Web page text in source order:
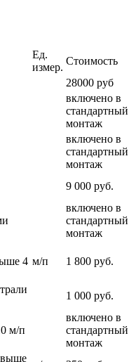
Ед.
измер.
Стоимость
28000 руб
включено в
стандартный
монтаж
включено в
стандартный
монтаж
9 000 руб.
включено в
стандартный
монтаж
4 м/п 1 800 руб.
1 000 руб.
м/п
включено в
стандартный
монтаж